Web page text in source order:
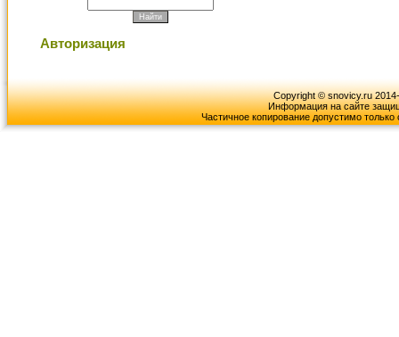
Авторизация
Copyright © snovicy.ru
Информация на сайте
Частичное копирование допустимо только